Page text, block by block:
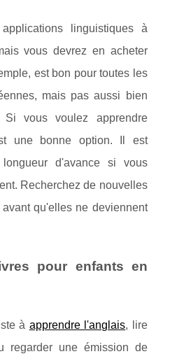
linguistiques à
vous devrez en acheter
est bon pour toutes les
mais pas aussi bien
vous voulez apprendre
une bonne option. Il est
d'avance si vous
Recherchez de nouvelles
qu'elles ne deviennent
pour enfants en
à apprendre l'anglais, lire
regarder une émission de